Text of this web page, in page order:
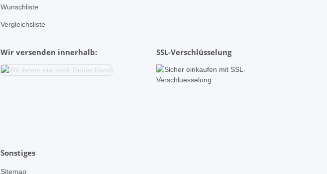
Wunschliste
Vergleichsliste
Wir versenden innerhalb: SSL-Verschlüsselung
Sonstiges
Sitemap